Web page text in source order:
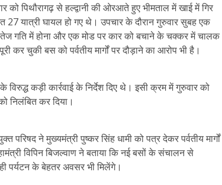
को पिथौरागढ़ से हल्द्वानी की ओरआते हुए भीमताल में खाई में गिर
यात्री घायल हो गए थे। उपचार के दौरान गुरुवार सुबह एक
तेज गति में होना और एक मोड पर कार को बचाने के चक्कर में चालक
कर चुकी बस को पर्वतीय मार्गों पर दौड़ाने का आरोप भी है।
कड़ी कार्रवाई के निर्देश दिए थे। इसी क्रम में गुरुवार को
निलंबित कर दिया।
परिषद ने मुख्यमंत्री पुष्कर सिंह धामी को पत्र देकर पर्वतीय मार्गों
विपिन बिजल्वाण ने बताया कि नई बसों के संचालन से
पर्यटन के बेहतर अवसर भी मिलेंगे।